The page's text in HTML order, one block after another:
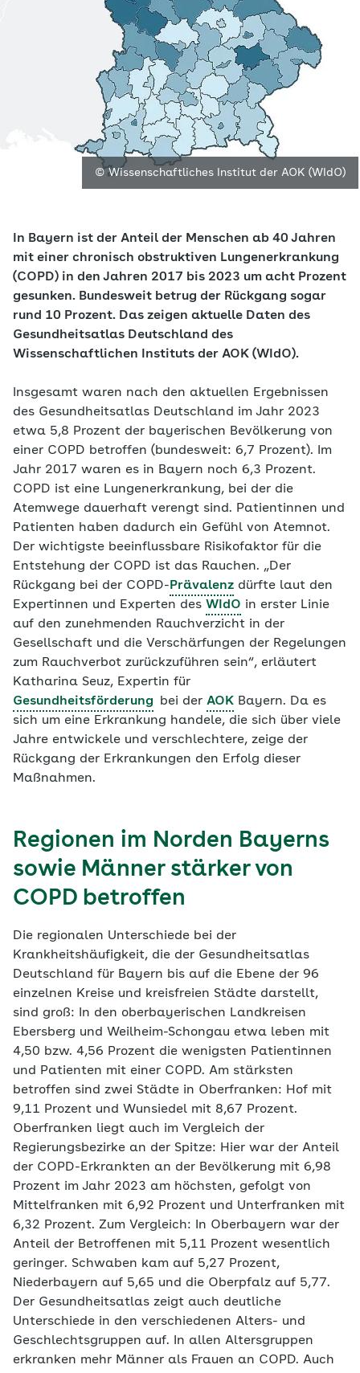
© Wissenschaftliches Institut der AOK (WIdO)
In Bayern ist der Anteil der Menschen ab 40 Jahren
mit einer chronisch obstruktiven Lungenerkrankung
(COPD) in den Jahren 2017 bis 2023 um acht Prozent
gesunken. Bundesweit betrug der Rückgang sogar
rund 10 Prozent. Das zeigen aktuelle Daten des
Gesundheitsatlas Deutschland des
Wissenschaftlichen Instituts der AOK (WIdO).
Insgesamt waren nach den aktuellen Ergebnissen
des Gesundheitsatlas Deutschland im Jahr 2023
etwa 5,8 Prozent der bayerischen Bevölkerung von
einer COPD betroffen (bundesweit: 6,7 Prozent). Im
Jahr 2017 waren es in Bayern noch 6,3 Prozent.
COPD ist eine Lungenerkrankung, bei der die
Atemwege dauerhaft verengt sind. Patientinnen und
Patienten haben dadurch ein Gefühl von Atemnot.
Der wichtigste beeinflussbare Risikofaktor für die
Entstehung der COPD ist das Rauchen. „Der
Rückgang bei der COPD- Prävalenz dürfte laut den
Expertinnen und Experten des WIdO in erster Linie
auf den zunehmenden Rauchverzicht in der
Gesellschaft und die Verschärfungen der Regelungen
zum Rauchverbot zurückzuführen sein“, erläutert
Katharina Seuz, Expertin für
Gesundheitsförderung
bei der AOK Bayern. Da es
sich um eine Erkrankung handele, die sich über viele
Jahre entwickele und verschlechtere, zeige der
Rückgang der Erkrankungen den Erfolg dieser
Maßnahmen.
Regionen im Norden Bayerns
sowie Männer stärker von
COPD betroffen
Die regionalen Unterschiede bei der
Krankheitshäufigkeit, die der Gesundheitsatlas
Deutschland für Bayern bis auf die Ebene der 96
einzelnen Kreise und kreisfreien Städte darstellt,
sind groß: In den oberbayerischen Landkreisen
Ebersberg und Weilheim-Schongau etwa leben mit
4,50 bzw. 4,56 Prozent die wenigsten Patientinnen
und Patienten mit einer COPD. Am stärksten
betroffen sind zwei Städte in Oberfranken: Hof mit
9,11 Prozent und Wunsiedel mit 8,67 Prozent.
Oberfranken liegt auch im Vergleich der
Regierungsbezirke an der Spitze: Hier war der Anteil
der COPD-Erkrankten an der Bevölkerung mit 6,98
Prozent im Jahr 2023 am höchsten, gefolgt von
Mittelfranken mit 6,92 Prozent und Unterfranken mit
6,32 Prozent. Zum Vergleich: In Oberbayern war der
Anteil der Betroffenen mit 5,11 Prozent wesentlich
geringer. Schwaben kam auf 5,27 Prozent,
Niederbayern auf 5,65 und die Oberpfalz auf 5,77.
Der Gesundheitsatlas zeigt auch deutliche
Unterschiede in den verschiedenen Alters- und
Geschlechtsgruppen auf. In allen Altersgruppen
erkranken mehr Männer als Frauen an COPD. Auch